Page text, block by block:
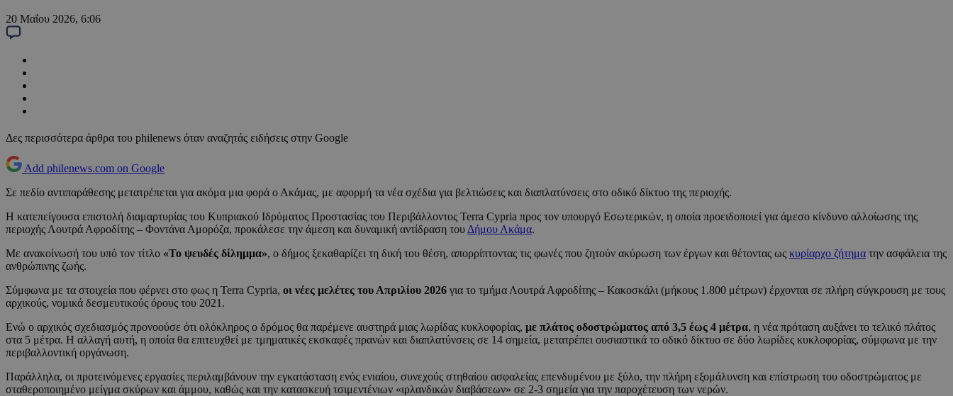
20 Μαΐου 2026, 6:06
Δες περισσότερα άρθρα του philenews όταν αναζητάς ειδήσεις στην Google
Add philenews.com on Google
Σε πεδίο αντιπαράθεσης μετατρέπεται για ακόμα μια φορά ο Ακάμας, με αφορμή τα νέα σχέδια για βελτιώσεις και διαπλατύνσεις στο οδικό δίκτυο της περιοχής.
Η κατεπείγουσα επιστολή διαμαρτυρίας του Κυπριακού Ιδρύματος Προστασίας του Περιβάλλοντος Terra Cypria προς τον υπουργό Εσωτερικών, η οποία προειδοποιεί για άμεσο κίνδυνο αλλοίωσης της
περιοχής Λουτρά Αφροδίτης – Φοντάνα Αμορόζα, προκάλεσε την άμεση και δυναμική αντίδραση του Δήμου Ακάμα.
Με ανακοίνωσή του υπό τον τίτλο «Το ψευδές δίλημμα», ο δήμος ξεκαθαρίζει τη δική του θέση, απορρίπτοντας τις φωνές που ζητούν ακύρωση των έργων και θέτοντας ως κυρίαρχο ζήτημα την ασφάλεια της
ανθρώπινης ζωής.
Σύμφωνα με τα στοιχεία που φέρνει στο φως η Terra Cypria, οι νέες μελέτες του Απριλίου 2026 για το τμήμα Λουτρά Αφροδίτης – Κακοσκάλι (μήκους 1.800 μέτρων) έρχονται σε πλήρη σύγκρουση με τους
αρχικούς, νομικά δεσμευτικούς όρους του 2021.
Ενώ ο αρχικός σχεδιασμός προνοούσε ότι ολόκληρος ο δρόμος θα παρέμενε αυστηρά μιας λωρίδας κυκλοφορίας, με πλάτος οδοστρώματος από 3,5 έως 4 μέτρα, η νέα πρόταση αυξάνει το τελικό πλάτος
στα 5 μέτρα. Η αλλαγή αυτή, η οποία θα επιτευχθεί με τμηματικές εκσκαφές πρανών και διαπλατύνσεις σε 14 σημεία, μετατρέπει ουσιαστικά το οδικό δίκτυο σε δύο λωρίδες κυκλοφορίας, σύμφωνα με την
περιβαλλοντική οργάνωση.
Παράλληλα, οι προτεινόμενες εργασίες περιλαμβάνουν την εγκατάσταση ενός ενιαίου, συνεχούς στηθαίου ασφαλείας επενδυμένου με ξύλο, την πλήρη εξομάλυνση και επίστρωση του οδοστρώματος με
σταθεροποιημένο μείγμα σκύρων και άμμου, καθώς και την κατασκευή τσιμεντένιων «ιρλανδικών διαβάσεων» σε 2-3 σημεία για την παροχέτευση των νερών.